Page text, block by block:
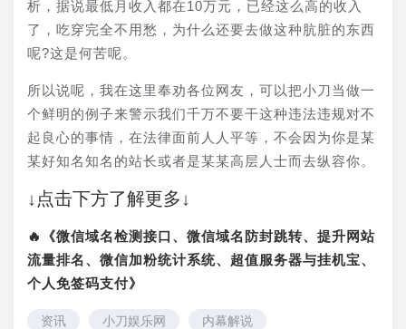
析，据说最低月收入都在10万元，已经这么高的收入
了，吃穿完全不用愁，为什么还要去做这种肮脏的东西
呢?这是何苦呢。
所以说呢，我在这里奉劝各位网友，可以把小刀当做一
个鲜明的例子来警示我们千万不要干这种违法违规对不
起良心的事情，在法律面前人人平等，不会因为你是某
某好知名知名的站长或者是某某高层人士而去纵容你。
↓点击下方了解更多↓
🔥《微信域名检测接口、微信域名防封跳转、提升网站
流量排名、微信加粉统计系统、超值服务器与挂机宝、
个人免签码支付》
资讯 小刀娱乐网 内幕解说